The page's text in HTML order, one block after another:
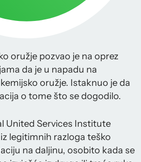
oružje pozvao je na oprez
da je u napadu na
oružje. Istaknuo je da
o tome što se dogodilo.
United Services Institute
legitimnih razloga teško
na daljinu, osobito kada se